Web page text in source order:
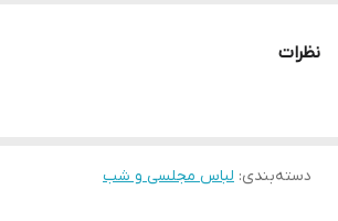
نیز رعایت کنید، قبل از هرکاری از تمیز بودن کف
های توری با درجه کم اتو شود.
نظرات
دسته‌بندی: لباس مجلسی و شب